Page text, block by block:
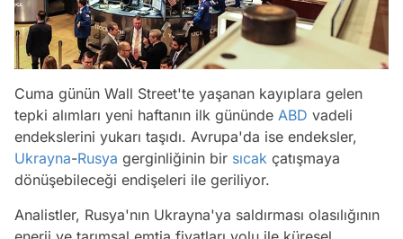
Cuma günün Wall Street'te yaşanan kayıplara gelen
tepki alımları yeni haftanın ilk gününde ABD vadeli
endekslerini yukarı taşıdı. Avrupa'da ise endeksler,
Ukrayna-Rusya gerginliğinin bir sıcak çatışmaya
dönüşebileceği endişeleri ile geriliyor.
Analistler, Rusya'nın Ukrayna'ya saldırması olasılığının